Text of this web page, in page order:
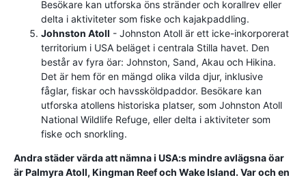
Besökare kan utforska öns stränder och korallrev eller
delta i aktiviteter som fiske och kajakpaddling.
Johnston Atoll - Johnston Atoll är ett icke-inkorporerat
territorium i USA beläget i centrala Stilla havet. Den
består av fyra öar: Johnston, Sand, Akau och Hikina.
Det är hem för en mängd olika vilda djur, inklusive
fåglar, fiskar och havssköldpaddor. Besökare kan
utforska atollens historiska platser, som Johnston Atoll
National Wildlife Refuge, eller delta i aktiviteter som
fiske och snorkling.
Andra städer värda att nämna i USA:s mindre avlägsna öar
är Palmyra Atoll, Kingman Reef och Wake Island. Var och en